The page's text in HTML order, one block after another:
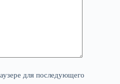
для последующего